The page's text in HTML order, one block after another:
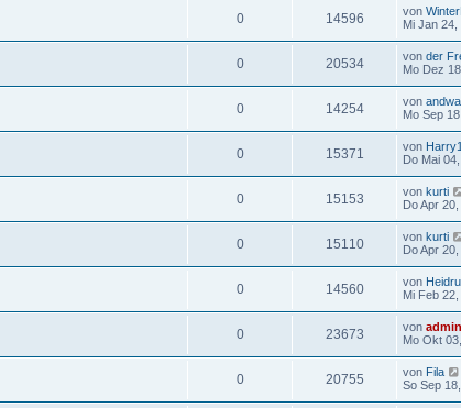
0 14596 von
Mi Jan
0 20534 von der
Mo Dez
0 14254 von
Mo Sep
0 15371 von
Do Mai
0 15153 von kurti
Do Apr
0 15110 von kurti
Do Apr
0 14560 von
Mi Feb
0 23673 von admin
Mo Okt
0 20755 von Fila
So Sep